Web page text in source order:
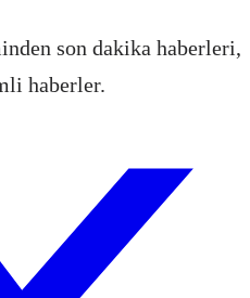
son dakika haberleri,
haberler.